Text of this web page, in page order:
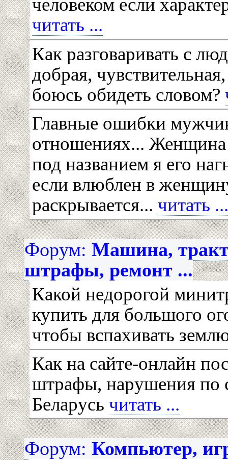
человеком если
читать ...
Как разговаривать с
добрая,
боюсь обидеть словом?
Главные ошибки
отношениях... Женщина
под названием я его
если влюблен в
раскрывается... читать ...
Форум: Машина,
штрафы, ремонт ...
Какой недорогой
купить для большого
чтобы вспахивать
Как на сайте-онлайн
штрафы, нарушения по
Беларусь читать ...
Форум: Компьютер,